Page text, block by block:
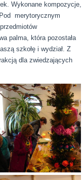
Wykonane kompozycje,
merytorycznym
palma, która pozostała
szkołę i wydział. Z
dla zwiedzających